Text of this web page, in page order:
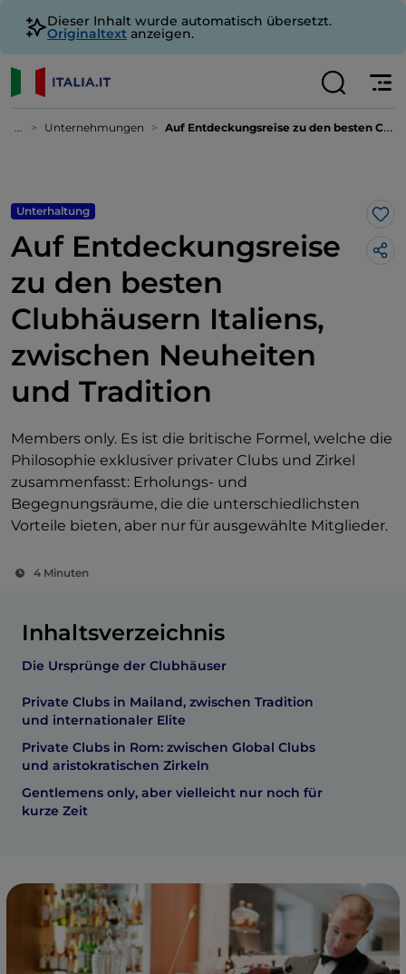
Dieser Inhalt wurde automatisch übersetzt.
Originaltext anzeigen.
... Unternehmungen Auf Entdeckungsreise zu den besten Clubhäusern Italiens, zwischen Neuheiten und Tradition
Unterhaltung
Auf Entdeckungsreise
zu den besten
Clubhäusern Italiens,
zwischen Neuheiten
und Tradition
Members only. Es ist die britische Formel, welche die
Philosophie exklusiver privater Clubs und Zirkel
zusammenfasst: Erholungs- und
Begegnungsräume, die die unterschiedlichsten
Vorteile bieten, aber nur für ausgewählte Mitglieder.
4 Minuten
Inhaltsverzeichnis
Die Ursprünge der Clubhäuser
Private Clubs in Mailand, zwischen Tradition
und internationaler Elite
Private Clubs in Rom: zwischen Global Clubs
und aristokratischen Zirkeln
Gentlemens only, aber vielleicht nur noch für
kurze Zeit